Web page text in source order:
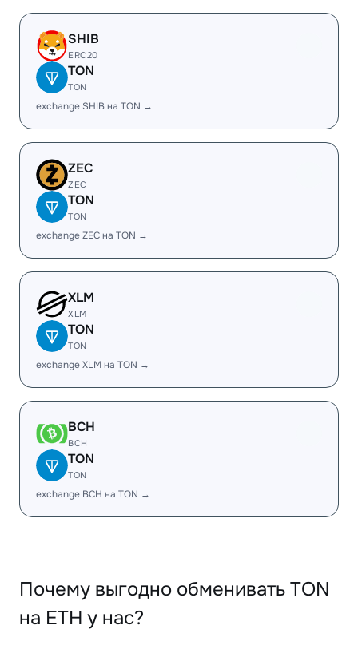
SHIB
ERC20
TON
TON
exchange SHIB на TON →
ZEC
ZEC
TON
TON
exchange ZEC на TON →
XLM
XLM
TON
TON
exchange XLM на TON →
BCH
BCH
TON
TON
exchange BCH на TON →
Почему выгодно обменивать TON
на ETH у нас?